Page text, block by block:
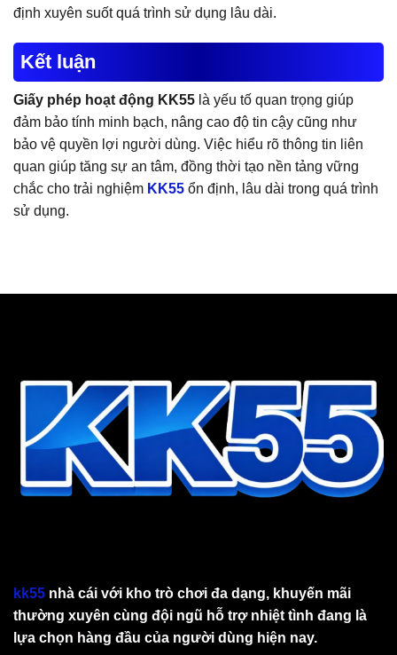
định xuyên suốt quá trình sử dụng lâu dài.
Kết luận
Giấy phép hoạt động KK55 là yếu tố quan trọng giúp
đảm bảo tính minh bạch, nâng cao độ tin cậy cũng như
bảo vệ quyền lợi người dùng. Việc hiểu rõ thông tin liên
quan giúp tăng sự an tâm, đồng thời tạo nền tảng vững
chắc cho trải nghiệm KK55 ổn định, lâu dài trong quá trình
sử dụng.
kk55 nhà cái với kho trò chơi đa dạng, khuyến mãi
thường xuyên cùng đội ngũ hỗ trợ nhiệt tình đang là
lựa chọn hàng đầu của người dùng hiện nay.